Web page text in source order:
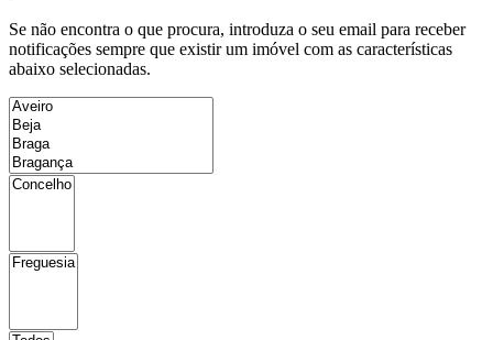
Se não encontra o que procura, introduza o seu email para receber
notificações sempre que existir um imóvel com as características
abaixo selecionadas.